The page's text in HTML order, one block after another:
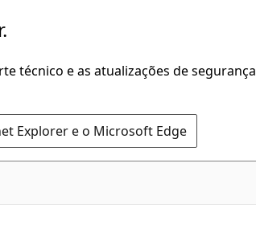
técnico e as atualizações de segurança
Explorer e o Microsoft Edge